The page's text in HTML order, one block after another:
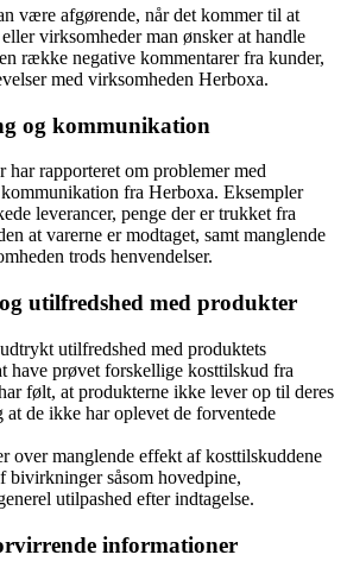
være afgørende, når det kommer til at
virksomheder man ønsker at handle
række negative kommentarer fra kunder,
med virksomheden Herboxa.
og kommunikation
rapporteret om problemer med
fra Herboxa. Eksempler
leverancer, penge der er trukket fra
at varerne er modtaget, samt manglende
trods henvendelser.
utilfredshed med produkter
utilfredshed med produktets
have prøvet forskellige kosttilskud fra
følt, at produkterne ikke lever op til deres
at de ikke har oplevet de forventede
over manglende effekt af kosttilskuddene
bivirkninger såsom hovedpine,
utilpashed efter indtagelse.
informationer